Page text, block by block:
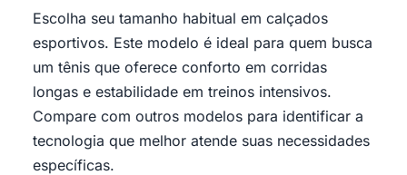
Escolha seu tamanho habitual em calçados
esportivos. Este modelo é ideal para quem busca
um tênis que oferece conforto em corridas
longas e estabilidade em treinos intensivos.
Compare com outros modelos para identificar a
tecnologia que melhor atende suas necessidades
específicas.